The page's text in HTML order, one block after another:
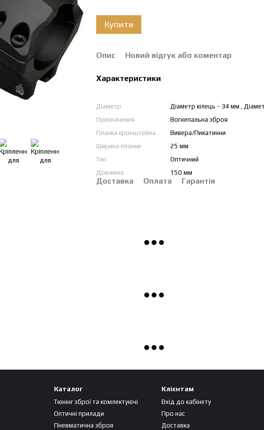
Купити
Опис Новий відгук або коментар
Характеристики
Діаметр
Діаметр кілець - 34 мм ,
Призначення
Вогнепальна зброя
Планка кронштейна
Вивера/Пикатинни
Ширина планки
25 мм
Тип
Оптичний
Довжина
150 мм
Доставка Оплата Гарантія
Каталог
Тюнінг зброї та комлектуючі
Оптичні прилади
Пневматична зброя
Клієнтам
Вхід до кабінету
Про нас
Доставка